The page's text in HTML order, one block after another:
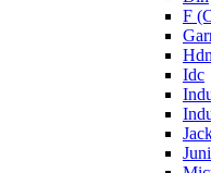
F
Idc